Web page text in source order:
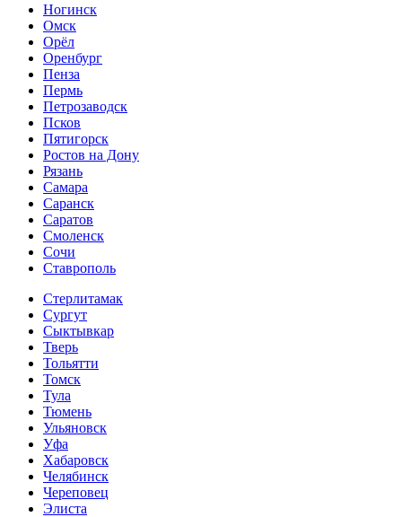
Ногинск
Омск
Орёл
Оренбург
Пенза
Пермь
Петрозаводск
Псков
Пятигорск
Ростов на Дону
Рязань
Самара
Саранск
Саратов
Смоленск
Сочи
Ставрополь
Стерлитамак
Сургут
Сыктывкар
Тверь
Тольятти
Томск
Тула
Тюмень
Ульяновск
Уфа
Хабаровск
Челябинск
Череповец
Элиста